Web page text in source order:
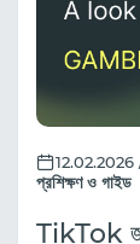
প্রশিক্ষণ ও গাইড
12.02.2026
TikTok